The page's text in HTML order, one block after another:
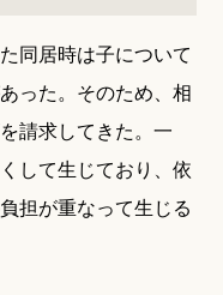
同居時は子について
った。そのため、相
請求してきた。一
して生じており、依
担が重なって生じる